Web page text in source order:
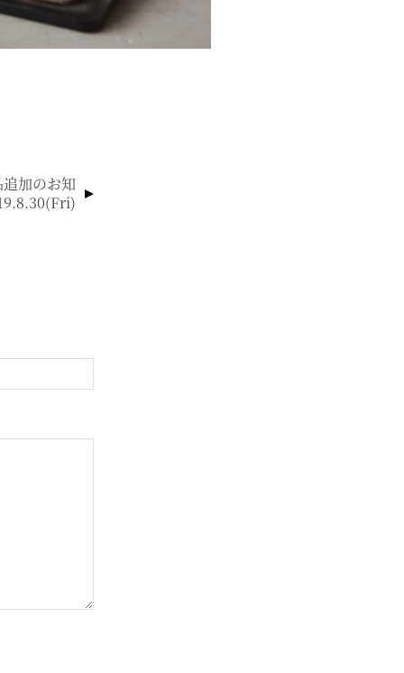
加のお知